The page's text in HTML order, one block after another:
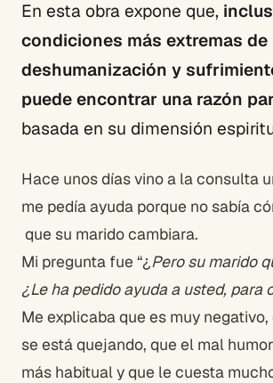
En esta obra expone que,
condiciones más extremas de
deshumanización y
puede encontrar una razón
basada en su dimensión
Hace unos días vino a la consulta
me pedía ayuda porque no sabía
que su marido cambiara.
Mi pregunta fue “¿Pero su marido
¿Le ha pedido ayuda a usted, para
Me explicaba que es muy
se está quejando, que el mal
más habitual y que le cuesta